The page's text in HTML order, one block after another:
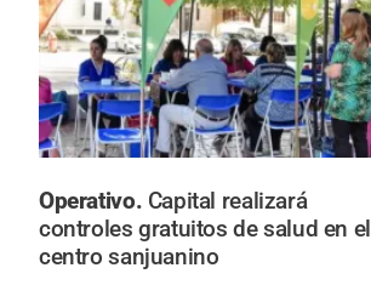
Operativo. Capital realizará
controles gratuitos de salud en el
centro sanjuanino